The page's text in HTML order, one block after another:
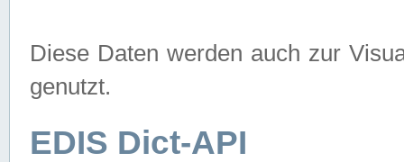
Diese Daten werden auch zur
genutzt.
EDIS Dict-API